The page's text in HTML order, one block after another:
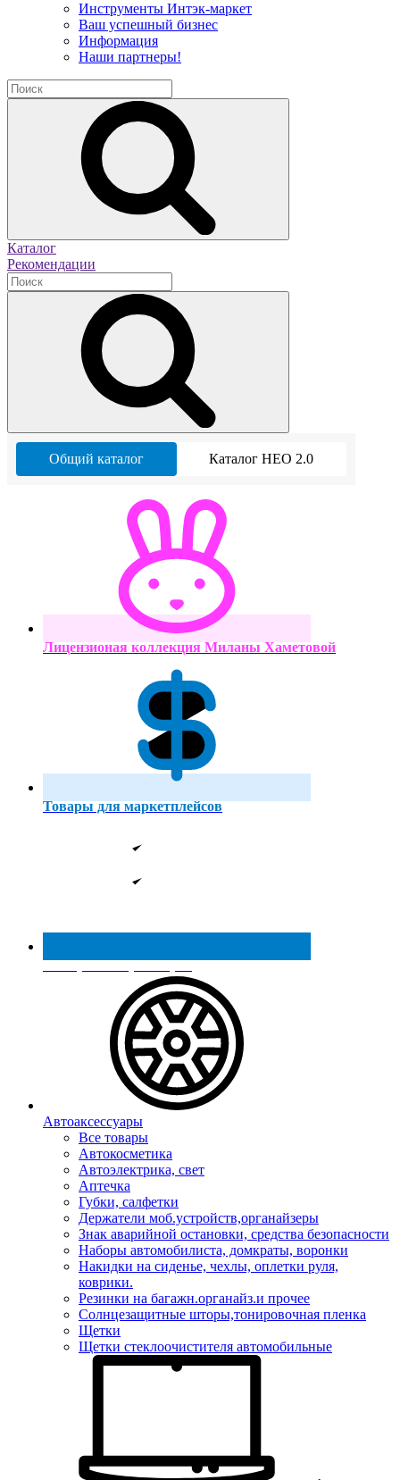
Инструменты Интэк-маркет
Ваш успешный бизнес
Информация
Наши партнеры!
Каталог
Рекомендации
Общий каталог Каталог НЕО 2.0
Лицензионая коллекция Миланы Хаметовой
Товары для маркетплейсов
Реестр МинПромТорга
Автоаксессуары
Все товары
Автокосметика
Автоэлектрика, свет
Аптечка
Губки, салфетки
Держатели моб.устройств,органайзеры
Знак аварийной остановки, средства безопасности
Наборы автомобилиста, домкраты, воронки
Накидки на сиденье, чехлы, оплетки руля,
коврики.
Резинки на багажн.органайз.и прочее
Солнцезащитные шторы,тонировочная пленка
Щетки
Щетки стеклоочистителя автомобильные